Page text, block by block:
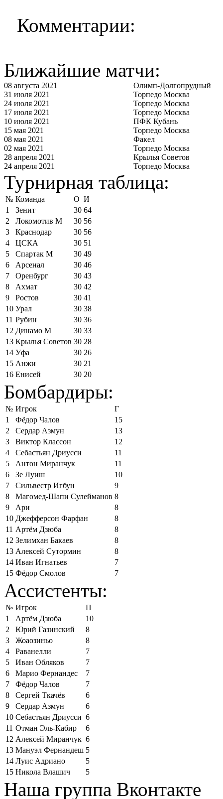
Комментарии:
Ближайшие матчи:
08 августа 2021
Олимп-Долгопрудный
31 июля 2021
Торпедо Москва
24 июля 2021
Торпедо Москва
17 июля 2021
Торпедо Москва
10 июля 2021
ПФК Кубань
15 мая 2021
Торпедо Москва
08 мая 2021
Факел
02 мая 2021
Торпедо Москва
28 апреля 2021
Крылья Советов
24 апреля 2021
Торпедо Москва
Турнирная таблица:
№ Команда О И
1
Зенит 30 64
2
Локомотив М 30 56
3
Краснодар 30 56
4
ЦСКА 30 51
5
Спартак М 30 49
6
Арсенал 30 46
7
Оренбург 30 43
8
Ахмат 30 42
9
Ростов 30 41
10 Урал 30 38
11 Рубин 30 36
12 Динамо М 30 33
13 Крылья Советов 30 28
14 Уфа 30 26
15 Анжи 30 21
16 Енисей 30 20
Бомбардиры:
№ Игрок
Г
1
Фёдор Чалов
15
2
Сердар Азмун
13
3
Виктор Классон
12
4
Себастьян Дриусси
11
5
Антон Миранчук
11
6
Зе Луиш
10
7
Сильвестр Игбун
9
8
Магомед-Шапи Сулейманов 8
9
Ари
8
10 Джефферсон Фарфан
8
11 Артём Дзюба
8
12 Зелимхан Бакаев
8
13 Алексей Сутормин
8
14 Иван Игнатьев
7
15 Фёдор Смолов 7
Ассистенты:
№ Игрок
П
1
Артём Дзюба
10
2
Юрий Газинский
8
3
Жоаозиньо
8
4
Раванелли
7
5
Иван Обляков
7
6
Марио Фернандес
7
7
Фёдор Чалов
7
8
Сергей Ткачёв
6
9
Сердар Азмун
6
10 Себастьян Дриусси 6
11 Отман Эль-Кабир
6
12 Алексей Миранчук 6
13 Мануэл Фернандеш 5
14 Луис Адриано
5
15 Никола Влашич 5
Наша группа Вконтакте